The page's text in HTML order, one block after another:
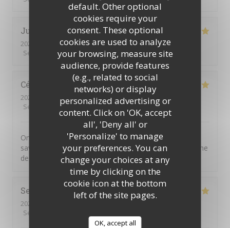
default. Other optional
cookies require your
consent. These optional
cookies are used to analyze
your browsing, measure site
audience, provide features
(e.g., related to social
networks) or display
personalized advertising or
content. Click on 'OK, accept
all', 'Deny all' or
'Personalize' to manage
your preferences. You can
change your choices at any
time by clicking on the
cookie icon at the bottom
left of the site pages.
OK, accept all
Julien
2026-07-11
- 20:00 - Guests 2
Service
/5 Ambiance:5/5 Food:5/5 Value:5/5
Cécile
2026-07-01
- 20:30 - Guests 4
Service
/5 Ambiance:5/5 Food : 5/5 Value :5
On n'est jamais déçu chez Chéri-Chérie. Des plats
savoureux, un service par des personnes adorables. Une
de mes adresses préférées.
Serge
2026-06-30
Service